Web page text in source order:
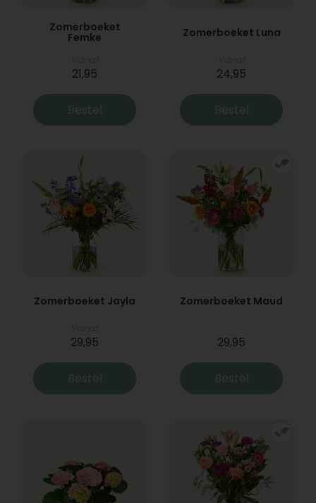
Zomerboeket
Femke
21,95
Bestel
Zomerboeket Luna
24,95
Bestel
Zomerboeket Jayla
29,95
Bestel
Zomerboeket Maud
29,95
Bestel